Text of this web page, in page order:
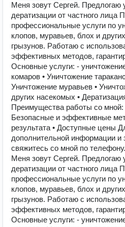
Меня зовут Сергей. Предлогаю
дератизации от частного лица
профессиональные услуги по
клопов, муравьев, блох и
грызунов. Работаю с
эффективных методов,
Основные услуги: -
комаров •⁠ ⁠Уничтожение
⁠Уничтожение муравьев •⁠
других насекомых •⁠
Преимущества работы со
⁠Безопасные и эффективные
результата •⁠ ⁠Доступные цены
дополнительной информации и
свяжитесь со мной по телефону.
Меня зовут Сергей. Предлогаю
дератизации от частного лица
профессиональные услуги по
клопов, муравьев, блох и
грызунов. Работаю с
эффективных методов,
Основные услуги: -